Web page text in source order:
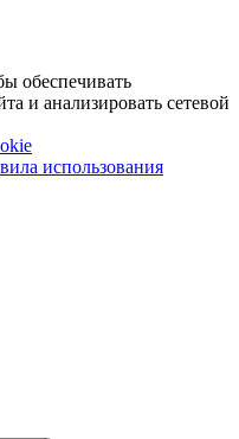
обеспечивать
и анализировать сетевой
использования